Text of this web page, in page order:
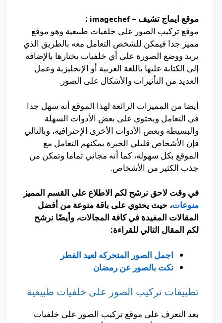
موقع ايماج تشيف –imagechef
:
موقع تركيب الصور على خلفيات طبيعية وهو موقع
مميز جدا فيمكن للشخص التعامل معه بالطريق الذي
يريد ووضع الصورة على أي خلفيات يختارها بالإضافة
إلى الكتابة عليها باللغة العربية أو الإنجليزية وعمل
العديد من التأثيرات والأشكال على الصور.
أيضا من المميزات الرائعة لهذا الموقع أنه سهل جدا
في التعامل ويحتوي على بعض الأدوات السهلة
والبسيطة وبعض الأدوات الأخرى الإحترافية، وبالتالي
فإن الأشخاص قليلي الخبرة يمكنهم التعامل مع
الموقع بكل سهولة، كما أنه مجاني تماما وتمكن من
جذب الكثير من الأشخاص.
في وقت لاحق نرشح لكم الاطلاع على القسم المميز
منوعات، حيث يحتوي على باقة منوعة من أفضل
المقالات المفيدة في كافة المجالات، وأيضًا نرشح
لكم المقال التالي للقراءة:
اجمل الصور المتحركه لعيد الفطر
نكت بالصور عن رمضان
تطبيقات تركيب الصور على خلفيات طبيعية
بعد التعرف على موقع تركيب الصور على خلفيات